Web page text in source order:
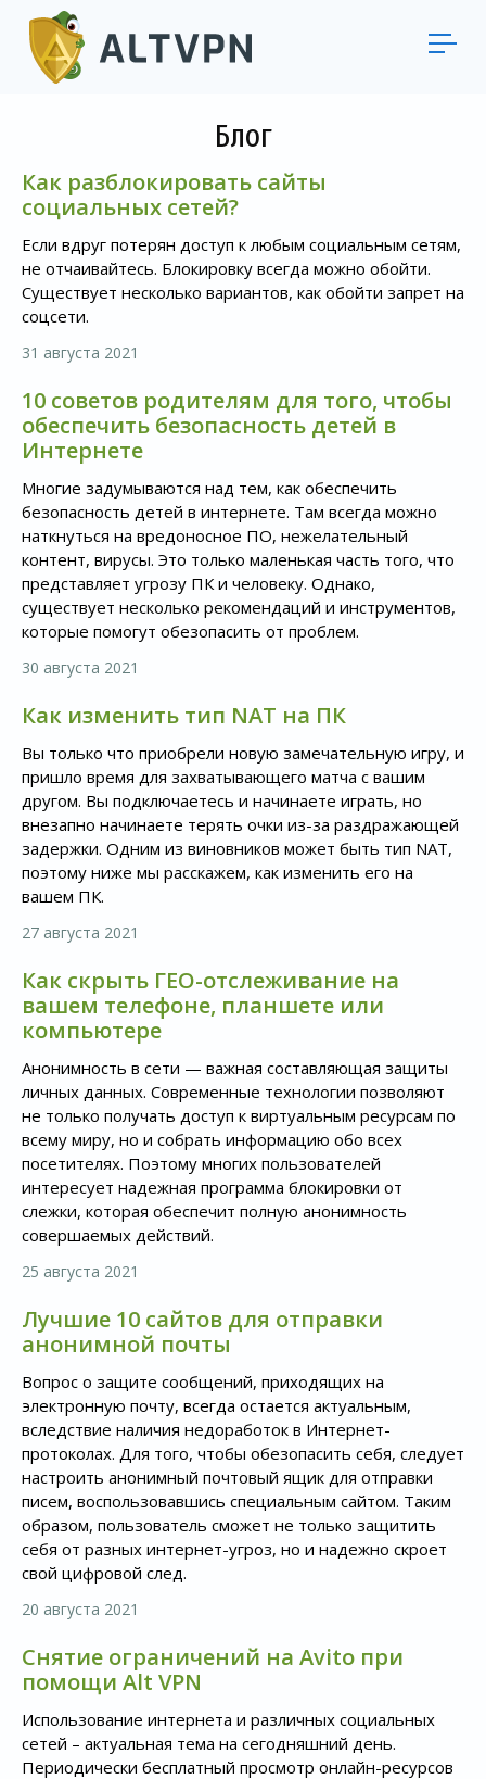
Блог
Как разблокировать сайты
социальных сетей?
Если вдруг потерян доступ к любым социальным сетям,
не отчаивайтесь. Блокировку всегда можно обойти.
Существует несколько вариантов, как обойти запрет на
соцсети.
31 августа 2021
10 советов родителям для того, чтобы
обеспечить безопасность детей в
Интернете
Многие задумываются над тем, как обеспечить
безопасность детей в интернете. Там всегда можно
наткнуться на вредоносное ПО, нежелательный
контент, вирусы. Это только маленькая часть того, что
представляет угрозу ПК и человеку. Однако,
существует несколько рекомендаций и инструментов,
которые помогут обезопасить от проблем.
30 августа 2021
Как изменить тип NAT на ПК
Вы только что приобрели новую замечательную игру, и
пришло время для захватывающего матча с вашим
другом. Вы подключаетесь и начинаете играть, но
внезапно начинаете терять очки из-за раздражающей
задержки. Одним из виновников может быть тип NAT,
поэтому ниже мы расскажем, как изменить его на
вашем ПК.
27 августа 2021
Как скрыть ГЕО-отслеживание на
вашем телефоне, планшете или
компьютере
Анонимность в сети — важная составляющая защиты
личных данных. Современные технологии позволяют
не только получать доступ к виртуальным ресурсам по
всему миру, но и собрать информацию обо всех
посетителях. Поэтому многих пользователей
интересует надежная программа блокировки от
слежки, которая обеспечит полную анонимность
совершаемых действий.
25 августа 2021
Лучшие 10 сайтов для отправки
анонимной почты
Вопрос о защите сообщений, приходящих на
электронную почту, всегда остается актуальным,
вследствие наличия недоработок в Интернет-
протоколах. Для того, чтобы обезопасить себя, следует
настроить анонимный почтовый ящик для отправки
писем, воспользовавшись специальным сайтом. Таким
образом, пользователь сможет не только защитить
себя от разных интернет-угроз, но и надежно скроет
свой цифровой след.
20 августа 2021
Снятие ограничений на Avito при
помощи Alt VPN
Использование интернета и различных социальных
сетей – актуальная тема на сегодняшний день.
Периодически бесплатный просмотр онлайн-ресурсов